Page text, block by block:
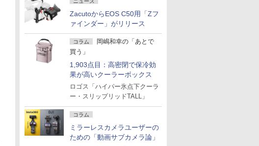
ZacutoからEOS C50用「Zフ
ァインダー」がリリース
コラム
岡嶋和幸の「あとで
買う」
1,903点目：高密閉で保冷効
果が高いクーラーボックス
ロゴス「ハイパー氷点下クーラ
ー・スリップリッドTALL」
コラム
ミラーレスカメラユーザーの
ための「動画サブカメラ論」